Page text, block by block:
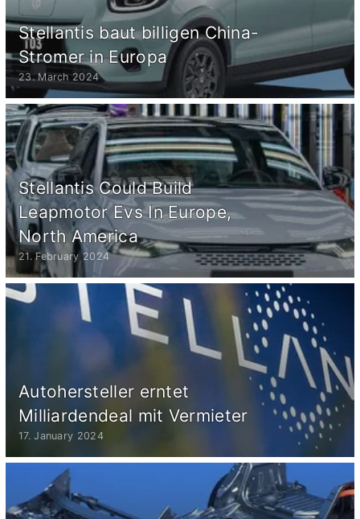
Stellantis baut billigen China-
Stromer in Europa
23. March 2024
Stellantis Could Build
Leapmotor Evs In Europe,
North America
21. February 2024
Autohersteller erntet
Milliardendeal mit Vermieter
17. January 2024